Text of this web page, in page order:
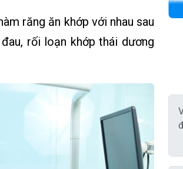
răng ăn khớp với nhau sau
rối loạn khớp thái dương